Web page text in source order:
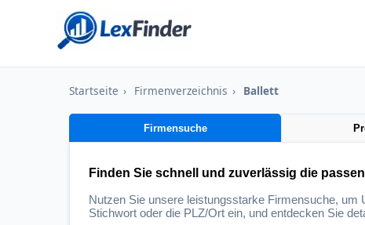
Startseite › Firmenverzeichnis › Ballett
Firmensuche
Finden Sie schnell und zuverlässig die
Nutzen Sie unsere leistungsstarke Firmensuche, um
Stichwort oder die PLZ/Ort ein, und entdecken Sie